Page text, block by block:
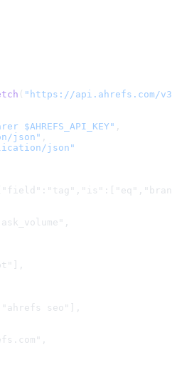
( " https://api.ahrefs.com/
$AHREFS_API_KEY" ,
json" ,
json"
seo"],